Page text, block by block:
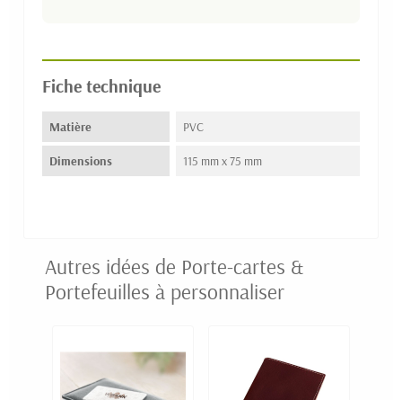
Fiche technique
Matière PVC
Dimensions 115 mm x 75 mm
Autres idées de Porte-cartes &
Portefeuilles à personnaliser